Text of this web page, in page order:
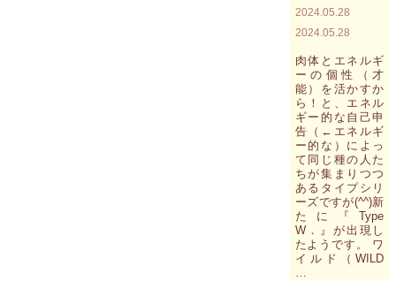
の
メ
セ
ー
ジ
～
今、
各
臓
器、
官
脳
の
指
2024.05.28
2024.05.28
肉体とエネルギ
ーの個性（才
能）を活かすか
ら！と、エネル
ギー的な自己申
告（←エネルギ
ー的な）によっ
て同じ種の人た
ちが集まりつつ
あるタイプシリ
ーズですが(^^)新
たに『Type
W．』が出現し
たようです。 ワ
イルド（WILD
…